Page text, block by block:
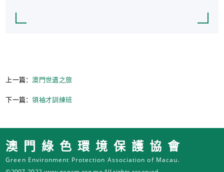
上一篇：澳門世遺之旅
下一篇：領袖才訓練班
澳門綠色環境保護協會
Green Environment Protection Association of Macau.